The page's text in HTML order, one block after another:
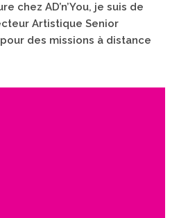
chez AD’n’You, je suis de
Artistique Senior
des missions à distance